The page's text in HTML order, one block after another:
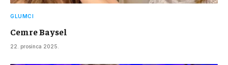
GLUMCI
Cemre Baysel
22. prosinca 2025.